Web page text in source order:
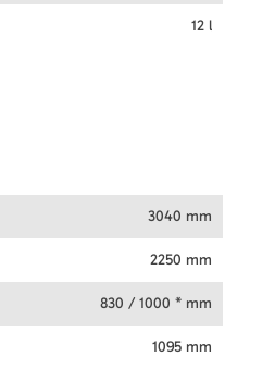
12 l
3040 mm
2250 mm
830 / 1000 * mm
1095 mm